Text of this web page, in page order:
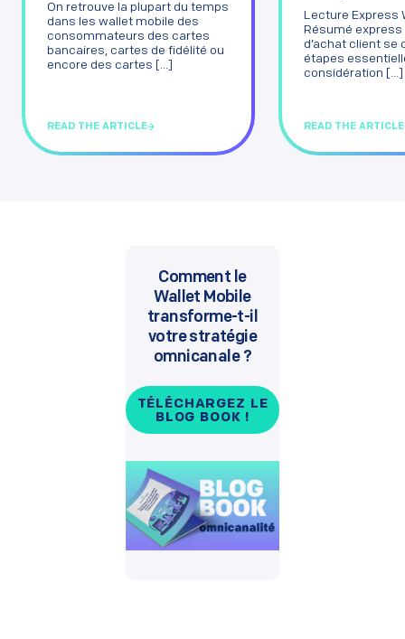
On retrouve la plupart du temps
dans les wallet mobile des
consommateurs des cartes
bancaires, cartes de fidélité ou
encore des cartes [...]
READ THE ARTICLE
Lecture Express
Résumé
d’achat client se
étapes
considération [...]
READ THE ARTICLE
Comment le
Wallet Mobile
transforme-t-il
votre stratégie
omnicanale ?
TÉLÉCHARGEZ LE
BLOG BOOK !